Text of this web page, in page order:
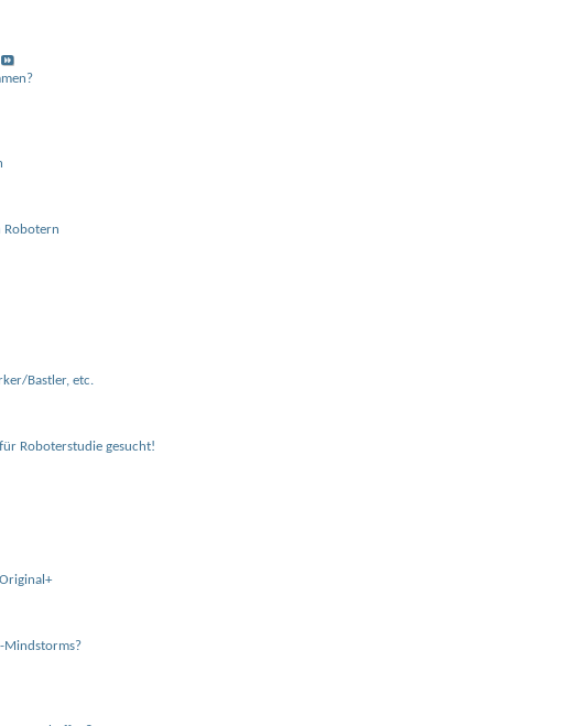
Robotern
Bastler, etc.
Roboterstudie gesucht!
Mindstorms?